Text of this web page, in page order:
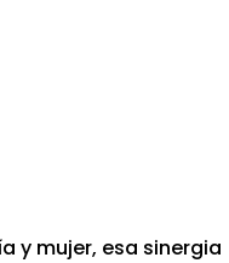
de situación
y mujer, esa sinergia